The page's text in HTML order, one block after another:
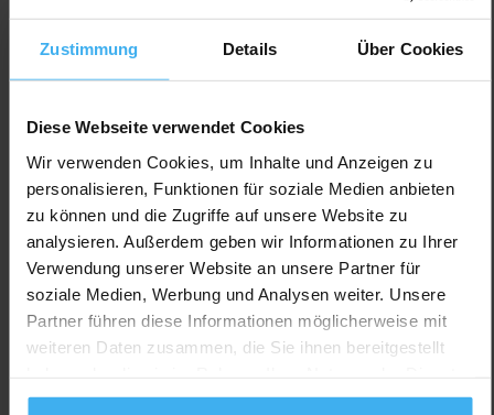
Zustimmung Details Über Cookies
Diese Webseite verwendet Cookies
Wir verwenden Cookies, um Inhalte und Anzeigen zu
personalisieren, Funktionen für soziale Medien anbieten
zu können und die Zugriffe auf unsere Website zu
analysieren. Außerdem geben wir Informationen zu Ihrer
Verwendung unserer Website an unsere Partner für
soziale Medien, Werbung und Analysen weiter. Unsere
Partner führen diese Informationen möglicherweise mit
weiteren Daten zusammen, die Sie ihnen bereitgestellt
gesammelt haben.
Day Off!
B. Abeln & Sohn GmbH
Noch keine Bewertung
In der Emsmarsch 17- 19, 26871 Aschendorf (Aschendorf),
Deutschland
Jetzt Anrufen